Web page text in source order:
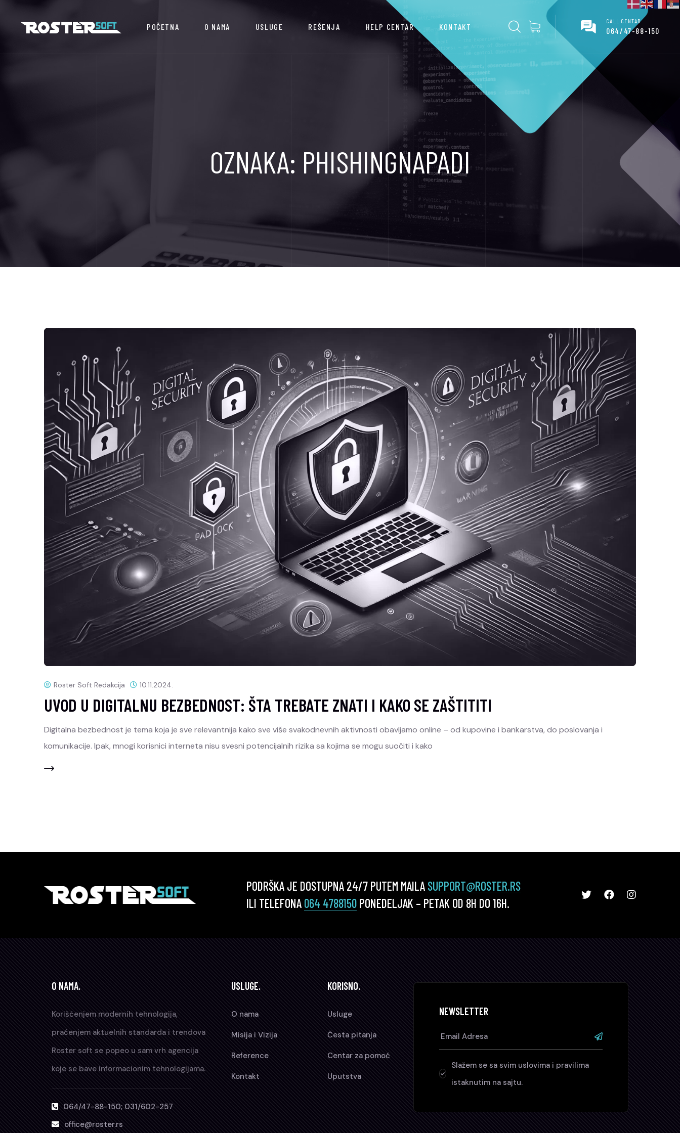
POČETNA O NAMA USLUGE REŠENJA HELP CENTAR KONTAKT
CALL CENTAR
064/47-88-150
OZNAKA: PHISHINGNAPADI
Roster Soft Redakcija 10.11.2024.
UVOD U DIGITALNU BEZBEDNOST: ŠTA TREBATE ZNATI I KAKO SE ZAŠTITITI
Digitalna bezbednost je tema koja je sve relevantnija kako sve više svakodnevnih aktivnosti obavljamo online – od kupovine i bankarstva, do poslovanja i
komunikacije. Ipak, mnogi korisnici interneta nisu svesni potencijalnih rizika sa kojima se mogu suočiti i kako
PODRŠKA JE DOSTUPNA 24/7 PUTEM MAILA SUPPORT@ROSTER.RS
ILI TELEFONA 064 4788150 PONEDELJAK – PETAK OD 8H DO 16H.
O NAMA.
Korišćenjem modernih tehnologija,
praćenjem aktuelnih standarda i trendova
Roster soft se popeo u sam vrh agencija
koje se bave informacionim tehnologijama.
064/47-88-150; 031/602-257
office@roster.rs
USLUGE.
O nama
Misija i Vizija
Reference
Kontakt
KORISNO.
Usluge
Česta pitanja
Centar za pomoć
Uputstva
NEWSLETTER
Slažem se sa svim uslovima i pravilima
istaknutim na sajtu.